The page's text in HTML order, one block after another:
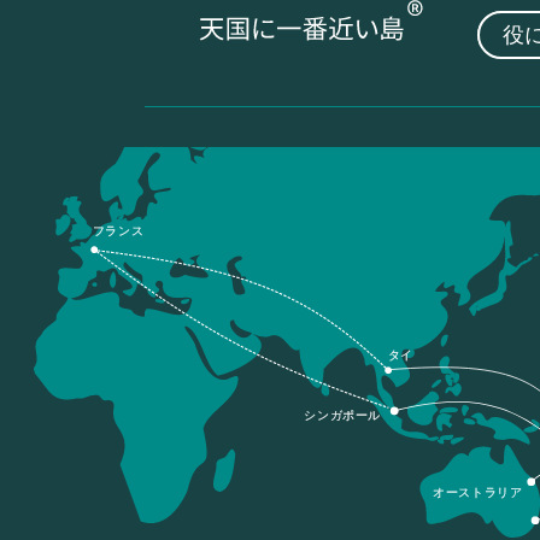
役
フランス
オーストラリア
シンガポール
タイ